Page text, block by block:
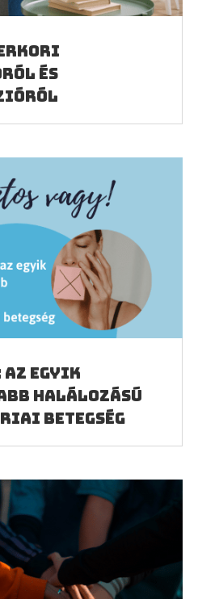
és
egyik
halálozású
betegség